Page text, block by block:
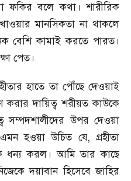
ফকির বলে কথা। শারীরিক
খাওয়ার মানসিকতা না থাকলে
বেশি কামাই করতে পারত।
পেত।
হাতে তা পৌঁছে দেওয়াই
করার দায়িত্ব শরীয়ত কাউকে
সম্পদশালীদের উপর দেওয়া
এমন হওয়া উচিত যে,গ্রহীতা
ধন্য করল। আমি তার কাছে
দয়াবান হিসেবে জাহির